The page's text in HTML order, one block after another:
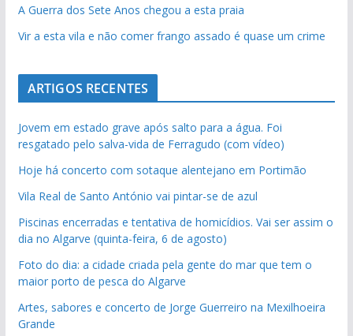
A Guerra dos Sete Anos chegou a esta praia
Vir a esta vila e não comer frango assado é quase um crime
ARTIGOS RECENTES
Jovem em estado grave após salto para a água. Foi
resgatado pelo salva-vida de Ferragudo (com vídeo)
Hoje há concerto com sotaque alentejano em Portimão
Vila Real de Santo António vai pintar-se de azul
Piscinas encerradas e tentativa de homicídios. Vai ser assim o
dia no Algarve (quinta-feira, 6 de agosto)
Foto do dia: a cidade criada pela gente do mar que tem o
maior porto de pesca do Algarve
Artes, sabores e concerto de Jorge Guerreiro na Mexilhoeira
Grande